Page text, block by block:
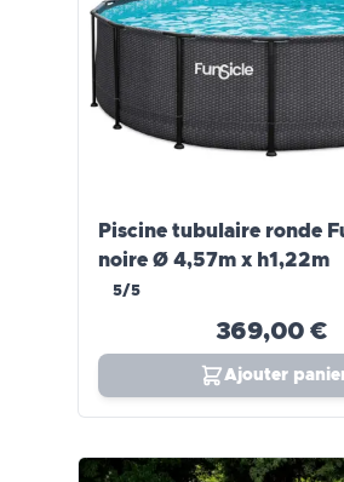
Piscine tubulaire ronde
noire Ø 4,57m x h1,22m
5/5
369,00 €
Ajouter